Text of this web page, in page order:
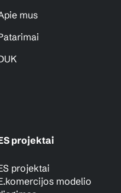
mus
projektai
projektai
modelio